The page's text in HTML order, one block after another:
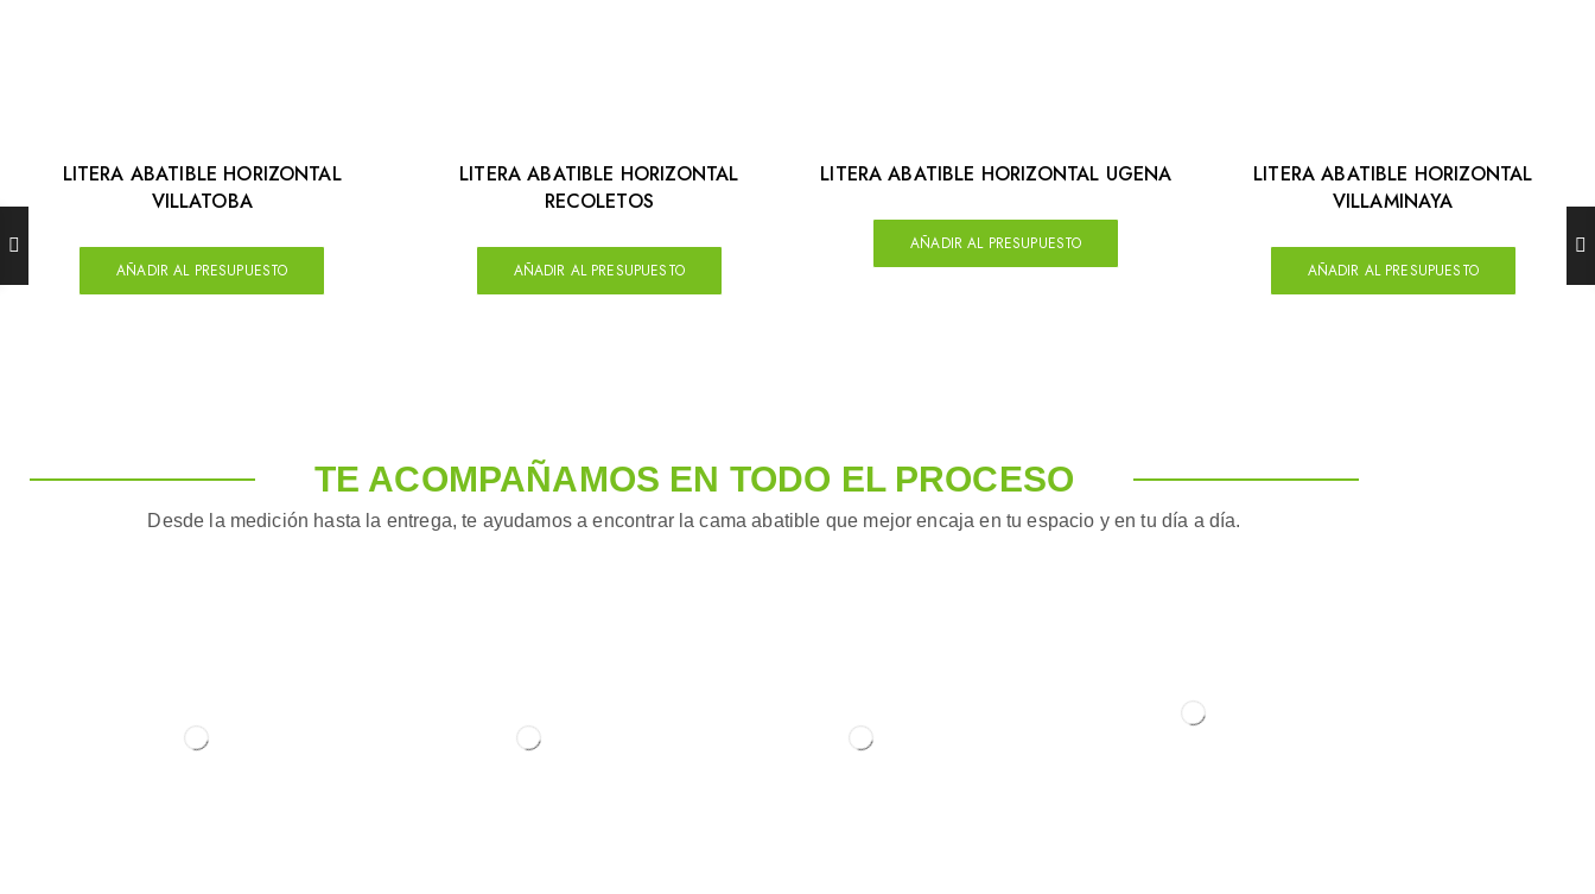
LITERA ABATIBLE HORIZONTAL
VILLATOBA
AÑADIR AL PRESUPUESTO
LITERA ABATIBLE HORIZONTAL
RECOLETOS
AÑADIR AL PRESUPUESTO
LITERA ABATIBLE HORIZONTAL UGENA
AÑADIR AL PRESUPUESTO
LITERA ABATIBLE HORIZONTAL
VILLAMINAYA
AÑADIR AL PRESUPUESTO
TE ACOMPAÑAMOS EN TODO EL PROCESO
Desde la medición hasta la entrega, te ayudamos a encontrar la cama abatible que mejor encaja en tu espacio y en tu día a día.